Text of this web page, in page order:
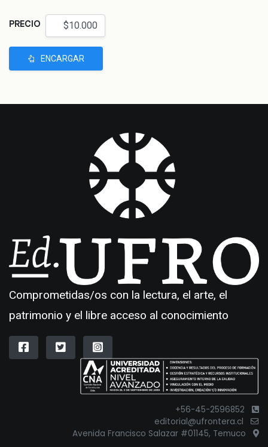
PRECIO
ENCARGAR
Comprometidas/os con la lectura, el arte, el
patrimonio y el libre acceso al conocimiento
+56-45-2596852
editorial@ufrontera.cl
Avenida Francisco Salazar #01145, Temuco